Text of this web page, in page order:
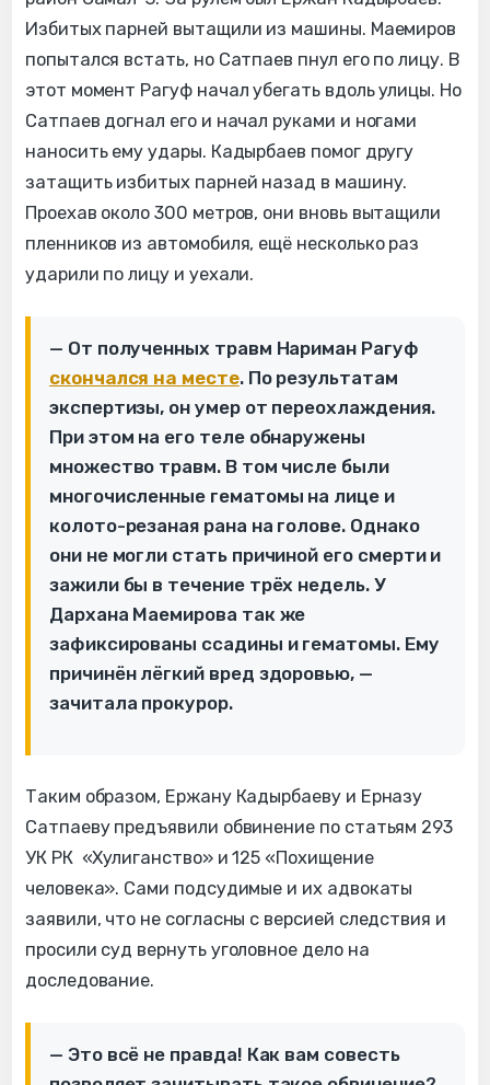
Избитых парней вытащили из машины. Маемиров
попытался встать, но Сатпаев пнул его по лицу. В
этот момент Рагуф начал убегать вдоль улицы. Но
Сатпаев догнал его и начал руками и ногами
наносить ему удары. Кадырбаев помог другу
затащить избитых парней назад в машину.
Проехав около 300 метров, они вновь вытащили
пленников из автомобиля, ещё несколько раз
ударили по лицу и уехали.
— От полученных травм Нариман Рагуф
скончался на месте. По результатам
экспертизы, он умер от переохлаждения.
При этом на его теле обнаружены
множество травм. В том числе были
многочисленные гематомы на лице и
колото-резаная рана на голове. Однако
они не могли стать причиной его смерти и
зажили бы в течение трёх недель. У
Дархана Маемирова так же
зафиксированы ссадины и гематомы. Ему
причинён лёгкий вред здоровью, —
зачитала прокурор.
Таким образом, Ержану Кадырбаеву и Ерназу
Сатпаеву предъявили обвинение по статьям 293
УК РК «Хулиганство» и 125 «‎Похищение
человека»‎. Сами подсудимые и их адвокаты
заявили, что не согласны с версией следствия и
просили суд вернуть уголовное дело на
доследование.
— Это всё не правда! Как вам совесть